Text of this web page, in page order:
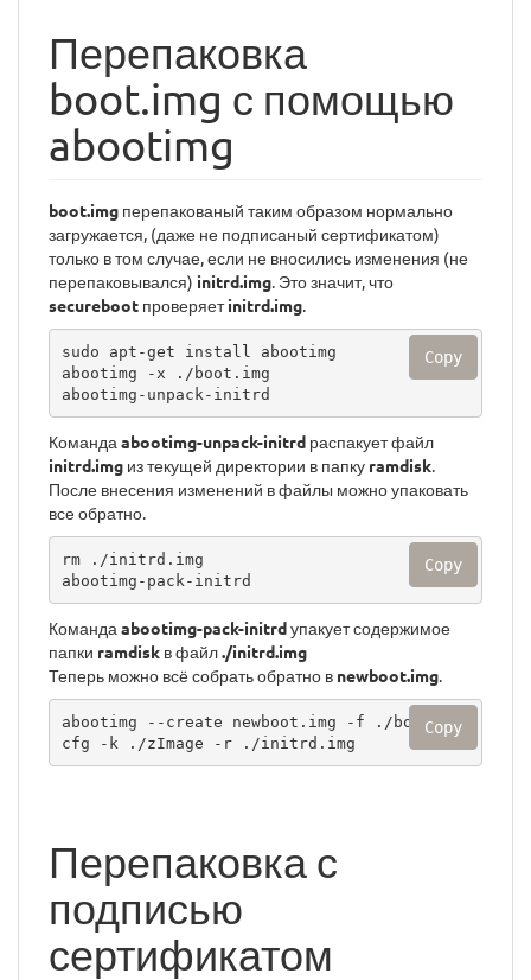
Перепаковка
boot.img с помощью
abootimg
boot.img перепакованый таким образом нормально
загружается, (даже не подписаный сертификатом)
только в том случае, если не вносились изменения (не
перепаковывался) initrd.img. Это значит, что
secureboot проверяетinitrd.img.
sudo apt-get install abootimg
abootimg -x ./boot.img
abootimg-unpack-initrd
Copy
Команда abootimg-unpack-initrd распакует файл
initrd.img из текущей директории в папку ramdisk.
После внесения изменений в файлы можно упаковать
все обратно.
rm ./initrd.img
abootimg-pack-initrd
Copy
Команда abootimg-pack-initrdупакует содержимое
папки ramdisk в файл./initrd.img
Теперь можно всё собрать обратно в newboot.img.
abootimg --create newboot.img -f ./bootimg.
cfg -k ./zImage -r ./initrd.img
Copy
Перепаковка с
подписью
сертификатом